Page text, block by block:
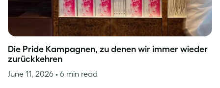
Die Pride Kampagnen, zu denen wir immer wieder
zurückkehren
June 11, 2026 • 6 min read